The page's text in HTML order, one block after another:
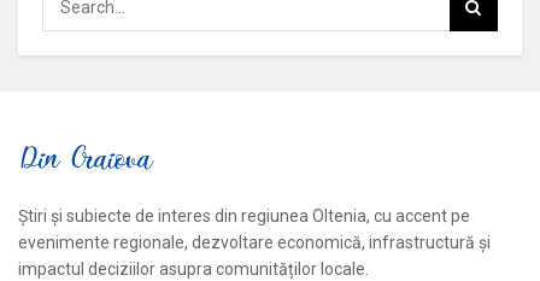
Știri și subiecte de interes din regiunea Oltenia, cu accent pe
evenimente regionale, dezvoltare economică, infrastructură și
impactul deciziilor asupra comunităților locale.